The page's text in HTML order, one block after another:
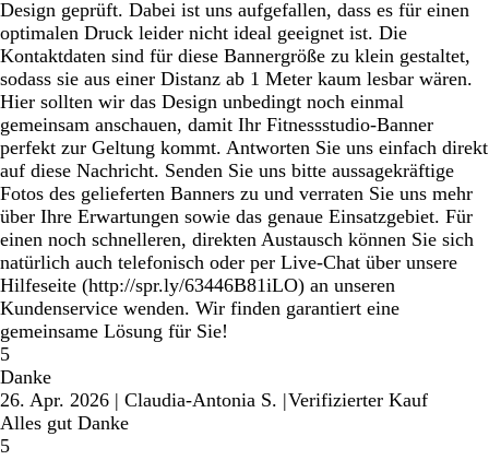
Design geprüft. Dabei ist uns aufgefallen, dass es für einen
optimalen Druck leider nicht ideal geeignet ist. Die
Kontaktdaten sind für diese Bannergröße zu klein gestaltet,
sodass sie aus einer Distanz ab 1 Meter kaum lesbar wären.
Hier sollten wir das Design unbedingt noch einmal
gemeinsam anschauen, damit Ihr Fitnessstudio-Banner
perfekt zur Geltung kommt. Antworten Sie uns einfach direkt
auf diese Nachricht. Senden Sie uns bitte aussagekräftige
Fotos des gelieferten Banners zu und verraten Sie uns mehr
über Ihre Erwartungen sowie das genaue Einsatzgebiet. Für
einen noch schnelleren, direkten Austausch können Sie sich
natürlich auch telefonisch oder per Live-Chat über unsere
Hilfeseite (http://spr.ly/63446B81iLO) an unseren
Kundenservice wenden. Wir finden garantiert eine
gemeinsame Lösung für Sie!
5
Danke
26. Apr. 2026 | Claudia-Antonia S. |Verifizierter Kauf
Alles gut Danke
5